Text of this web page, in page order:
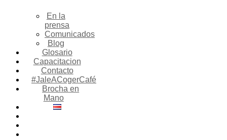
En la
prensa
Comunicados
Blog
Glosario
Capacitacion
Contacto
#JaleACogerCafé
Brocha en
Mano